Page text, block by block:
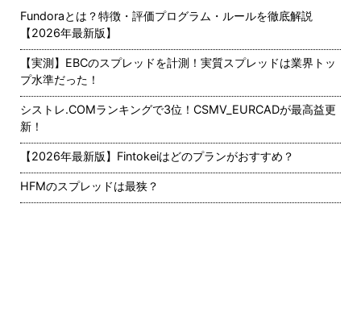
Fundoraとは？特徴・評価プログラム・ルールを徹底解説
【2026年最新版】
【実測】EBCのスプレッドを計測！実質スプレッドは業界トッ
プ水準だった！
シストレ.COMランキングで3位！CSMV_EURCADが最高益更
新！
【2026年最新版】Fintokeiはどのプランがおすすめ？
HFMのスプレッドは最狭？